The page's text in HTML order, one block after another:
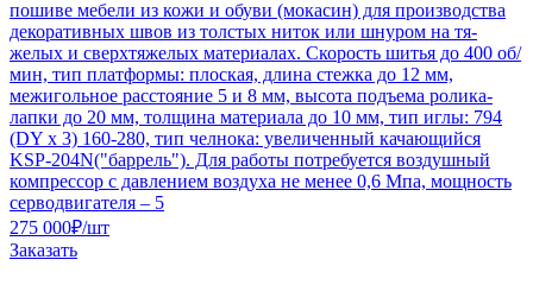
пошиве мебели из кожи и обуви (мокасин) для производства
декоративных швов из толстых ниток или шнуром на тя-
желых и сверхтяжелых материалах. Скорость шитья до 400 об/
мин, тип платформы: плоская, длина стежка до 12 мм,
межигольное расстояние 5 и 8 мм, высота подъема ролика-
лапки до 20 мм, толщина материала до 10 мм, тип иглы: 794
(DY x 3) 160-280, тип челнока: увеличенный качающийся
KSP-204N("баррель"). Для работы потребуется воздушный
компрессор с давлением воздуха не менее 0,6 Мпа, мощность
серводвигателя – 5
275 000₽/шт
Заказать